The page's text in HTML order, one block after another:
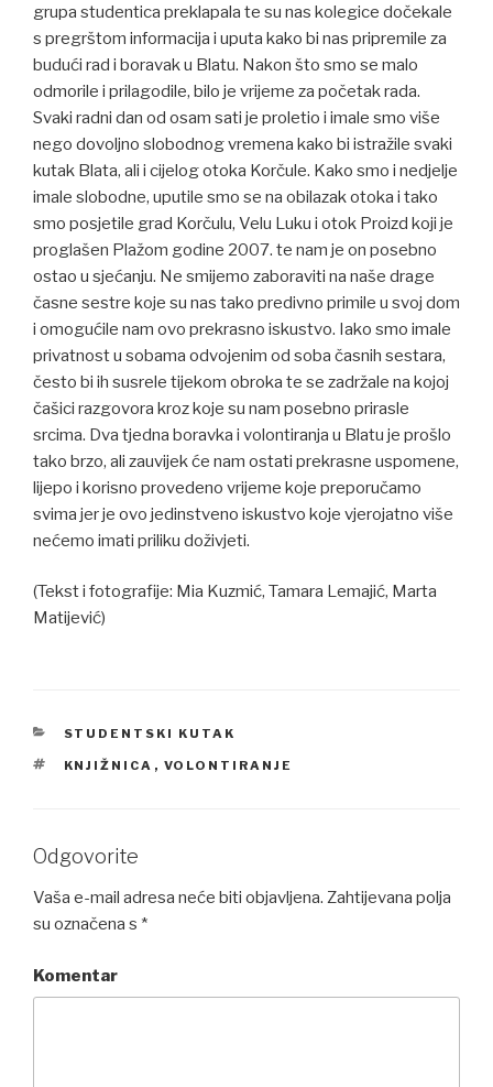
grupa studentica preklapala te su nas kolegice dočekale
s pregrštom informacija i uputa kako bi nas pripremile za
budući rad i boravak u Blatu. Nakon što smo se malo
odmorile i prilagodile, bilo je vrijeme za početak rada.
Svaki radni dan od osam sati je proletio i imale smo više
nego dovoljno slobodnog vremena kako bi istražile svaki
kutak Blata, ali i cijelog otoka Korčule. Kako smo i nedjelje
imale slobodne, uputile smo se na obilazak otoka i tako
smo posjetile grad Korčulu, Velu Luku i otok Proizd koji je
proglašen Plažom godine 2007. te nam je on posebno
ostao u sjećanju. Ne smijemo zaboraviti na naše drage
časne sestre koje su nas tako predivno primile u svoj dom
i omogućile nam ovo prekrasno iskustvo. Iako smo imale
privatnost u sobama odvojenim od soba časnih sestara,
često bi ih susrele tijekom obroka te se zadržale na kojoj
čašici razgovora kroz koje su nam posebno prirasle
srcima. Dva tjedna boravka i volontiranja u Blatu je prošlo
tako brzo, ali zauvijek će nam ostati prekrasne uspomene,
lijepo i korisno provedeno vrijeme koje preporučamo
svima jer je ovo jedinstveno iskustvo koje vjerojatno više
nećemo imati priliku doživjeti.
(Tekst i fotografije: Mia Kuzmić, Tamara Lemajić, Marta
Matijević)
CATEGORIES
STUDENTSKI KUTAK
TAGS
KNJIŽNICA , VOLONTIRANJE
Odgovorite
Vaša e-mail adresa neće biti objavljena. Zahtijevana polja
su označena s *
Komentar